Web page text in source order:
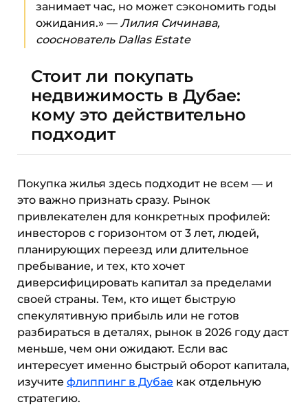
занимает час, но может сэкономить годы
ожидания.» — Лилия Сичинава,
сооснователь Dallas Estate
Стоит ли покупать
недвижимость в Дубае:
кому это действительно
подходит
Покупка жилья здесь подходит не всем — и
это важно признать сразу. Рынок
привлекателен для конкретных профилей:
инвесторов с горизонтом от 3 лет, людей,
планирующих переезд или длительное
пребывание, и тех, кто хочет
диверсифицировать капитал за пределами
своей страны. Тем, кто ищет быструю
спекулятивную прибыль или не готов
разбираться в деталях, рынок в 2026 году даст
меньше, чем они ожидают. Если вас
интересует именно быстрый оборот капитала,
изучите флиппинг в Дубае как отдельную
стратегию.